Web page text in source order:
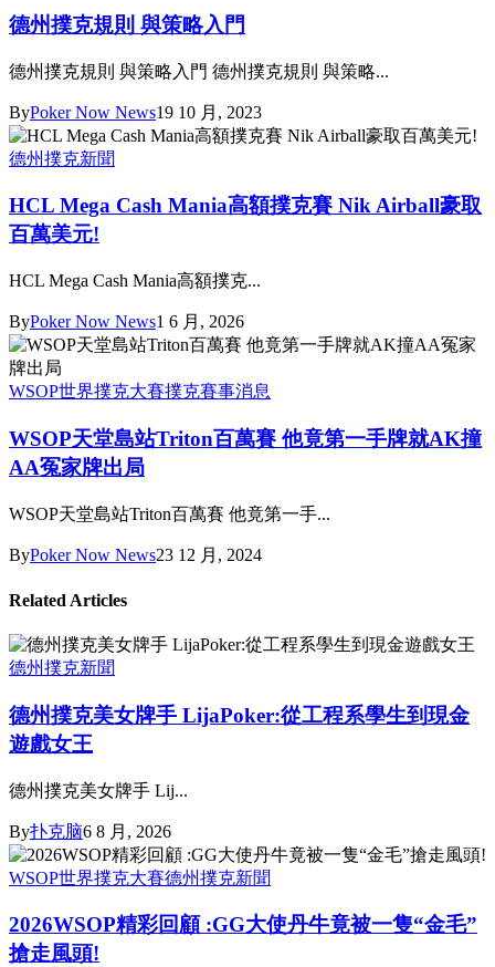
德州撲克規則 與策略入門
德州撲克規則 與策略入門 德州撲克規則 與策略...
ByPoker Now News19 10 月, 2023
德州撲克新聞
HCL Mega Cash Mania高額撲克賽 Nik Airball豪取
百萬美元!
HCL Mega Cash Mania高額撲克...
ByPoker Now News1 6 月, 2026
WSOP世界撲克大賽撲克賽事消息
WSOP天堂島站Triton百萬賽 他竟第一手牌就AK撞
AA冤家牌出局
WSOP天堂島站Triton百萬賽 他竟第一手...
ByPoker Now News23 12 月, 2024
Related Articles
德州撲克新聞
德州撲克美女牌手 LijaPoker:從工程系學生到現金
遊戲女王
德州撲克美女牌手 Lij...
By扑克脑6 8 月, 2026
WSOP世界撲克大賽德州撲克新聞
2026WSOP精彩回顧 :GG大使丹牛竟被一隻“金毛”
搶走風頭!